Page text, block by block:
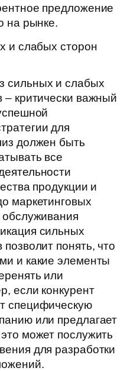
предложение
на рынке.
и слабых сторон
сильных и слабых
– критически важный
для
должен быть
все
продукции и
маркетинговых
обслуживания
сильных
позволит понять, что
и какие элементы
или
если конкурент
специфическую
или предлагает
может послужить
для разработки